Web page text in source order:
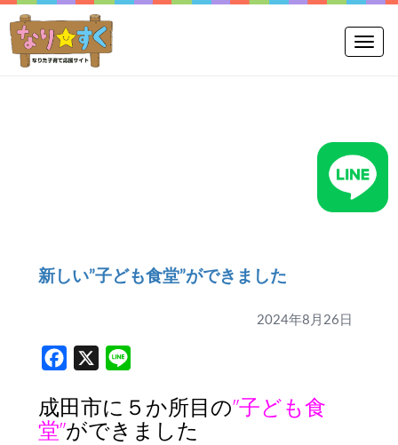
新しい”子ども食堂”ができました
2024年8月26日
Facebook
成田市に５か所目の”子ども食
堂”ができました